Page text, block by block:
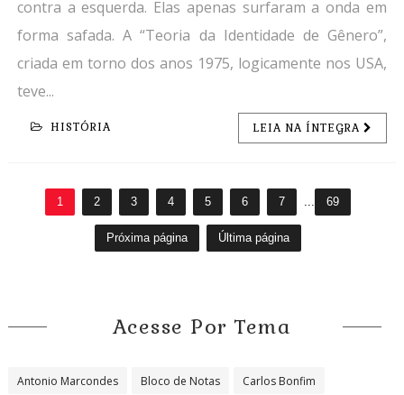
contra a esquerda. Elas apenas surfaram a onda em
forma safada. A “Teoria da Identidade de Gênero”,
criada em torno dos anos 1975, logicamente nos USA,
teve...
HISTÓRIA LEIA NA ÍNTEGRA
1 2 3 4 5 6 7 ... 69
Próxima página Última página
Acesse Por Tema
Antonio Marcondes Bloco de Notas Carlos Bonfim